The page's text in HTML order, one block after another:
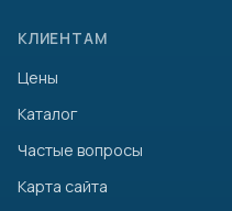
КЛИЕНТАМ
Цены
Каталог
Частые вопросы
Карта сайта